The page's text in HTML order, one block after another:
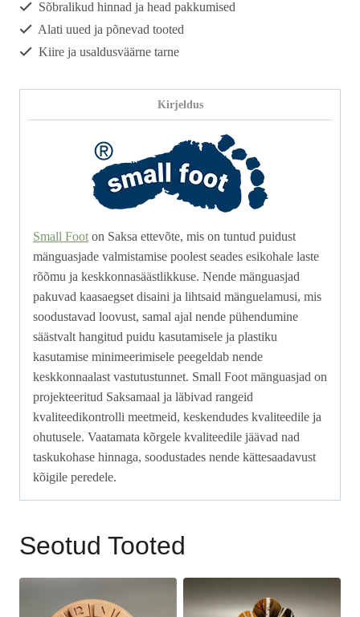
Sõbralikud hinnad ja head pakkumised
Alati uued ja põnevad tooted
Kiire ja usaldusväärne tarne
Kirjeldus
Small Foot on Saksa ettevõte, mis on tuntud puidust
mänguasjade valmistamise poolest seades esikohale laste
rõõmu ja keskkonnasäästlikkuse. Nende mänguasjad
pakuvad kaasaegset disaini ja lihtsaid mänguelamusi, mis
soodustavad loovust, samal ajal nende pühendumine
säästvalt hangitud puidu kasutamisele ja plastiku
kasutamise minimeerimisele peegeldab nende
keskkonnaalast vastutustunnet. Small Foot mänguasjad on
projekteeritud Saksamaal ja läbivad rangeid
kvaliteedikontrolli meetmeid, keskendudes kvaliteedile ja
ohutusele. Vaatamata kõrgele kvaliteedile jäävad nad
taskukohase hinnaga, soodustades nende kättesaadavust
kõigile peredele.
Seotud Tooted